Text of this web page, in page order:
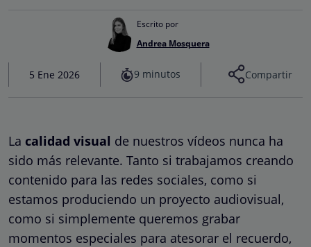
Escrito por
Andrea Mosquera
5 Ene 2026 9 minutos Compartir
La calidad visual de nuestros vídeos nunca ha
sido más relevante. Tanto si trabajamos creando
contenido para las redes sociales, como si
estamos produciendo un proyecto audiovisual,
como si simplemente queremos grabar
momentos especiales para atesorar el recuerdo,